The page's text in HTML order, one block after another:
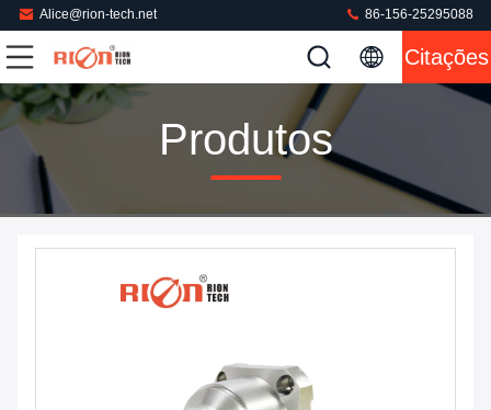
Alice@rion-tech.net 86-156-25295088
Citações
Produtos